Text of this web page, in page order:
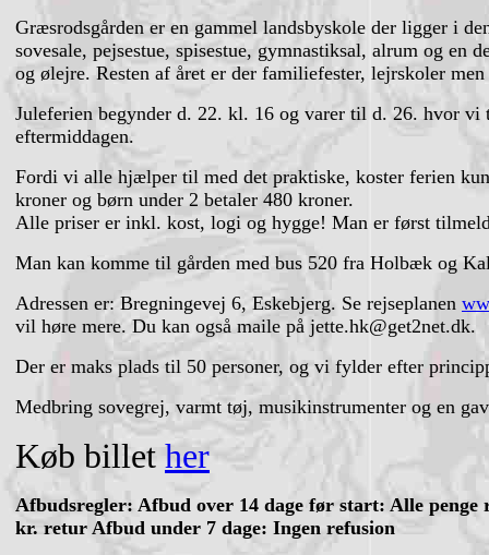
Græsrodsgården er en gammel landsbyskole der ligger i
sovesale, pejsestue, spisestue, gymnastiksal, alrum og en
og ølejre. Resten af året er der familiefester, lejrskoler
Juleferien begynder d. 22. kl. 16 og varer til d. 26. hvor
eftermiddagen.
Fordi vi alle hjælper til med det praktiske, koster ferien
kroner og børn under 2 betaler 480 kroner.
Alle priser er inkl. kost, logi og hygge! Man er først
Man kan komme til gården med bus 520 fra Holbæk og
Adressen er: Bregningevej 6, Eskebjerg. Se rejseplanen
vil høre mere. Du kan også maile på jette.hk@get2net.dk.
Der er maks plads til 50 personer, og vi fylder efter
Medbring sovegrej, varmt tøj, musikinstrumenter og en
Køb billet her
Afbudsregler: Afbud over 14 dage før start: Alle
kr. retur Afbud under 7 dage: Ingen refusion